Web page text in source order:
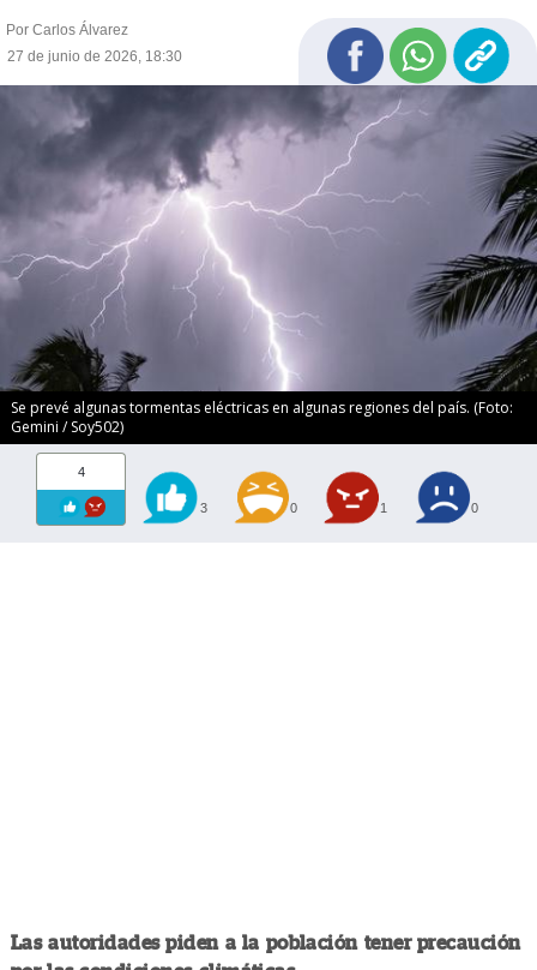
Por Carlos Álvarez
27 de junio de 2026, 18:30
Se prevé algunas tormentas eléctricas en algunas regiones del país. (Foto:
Gemini / Soy502)
4
3 0 1 0
Las autoridades piden a la población tener precaución